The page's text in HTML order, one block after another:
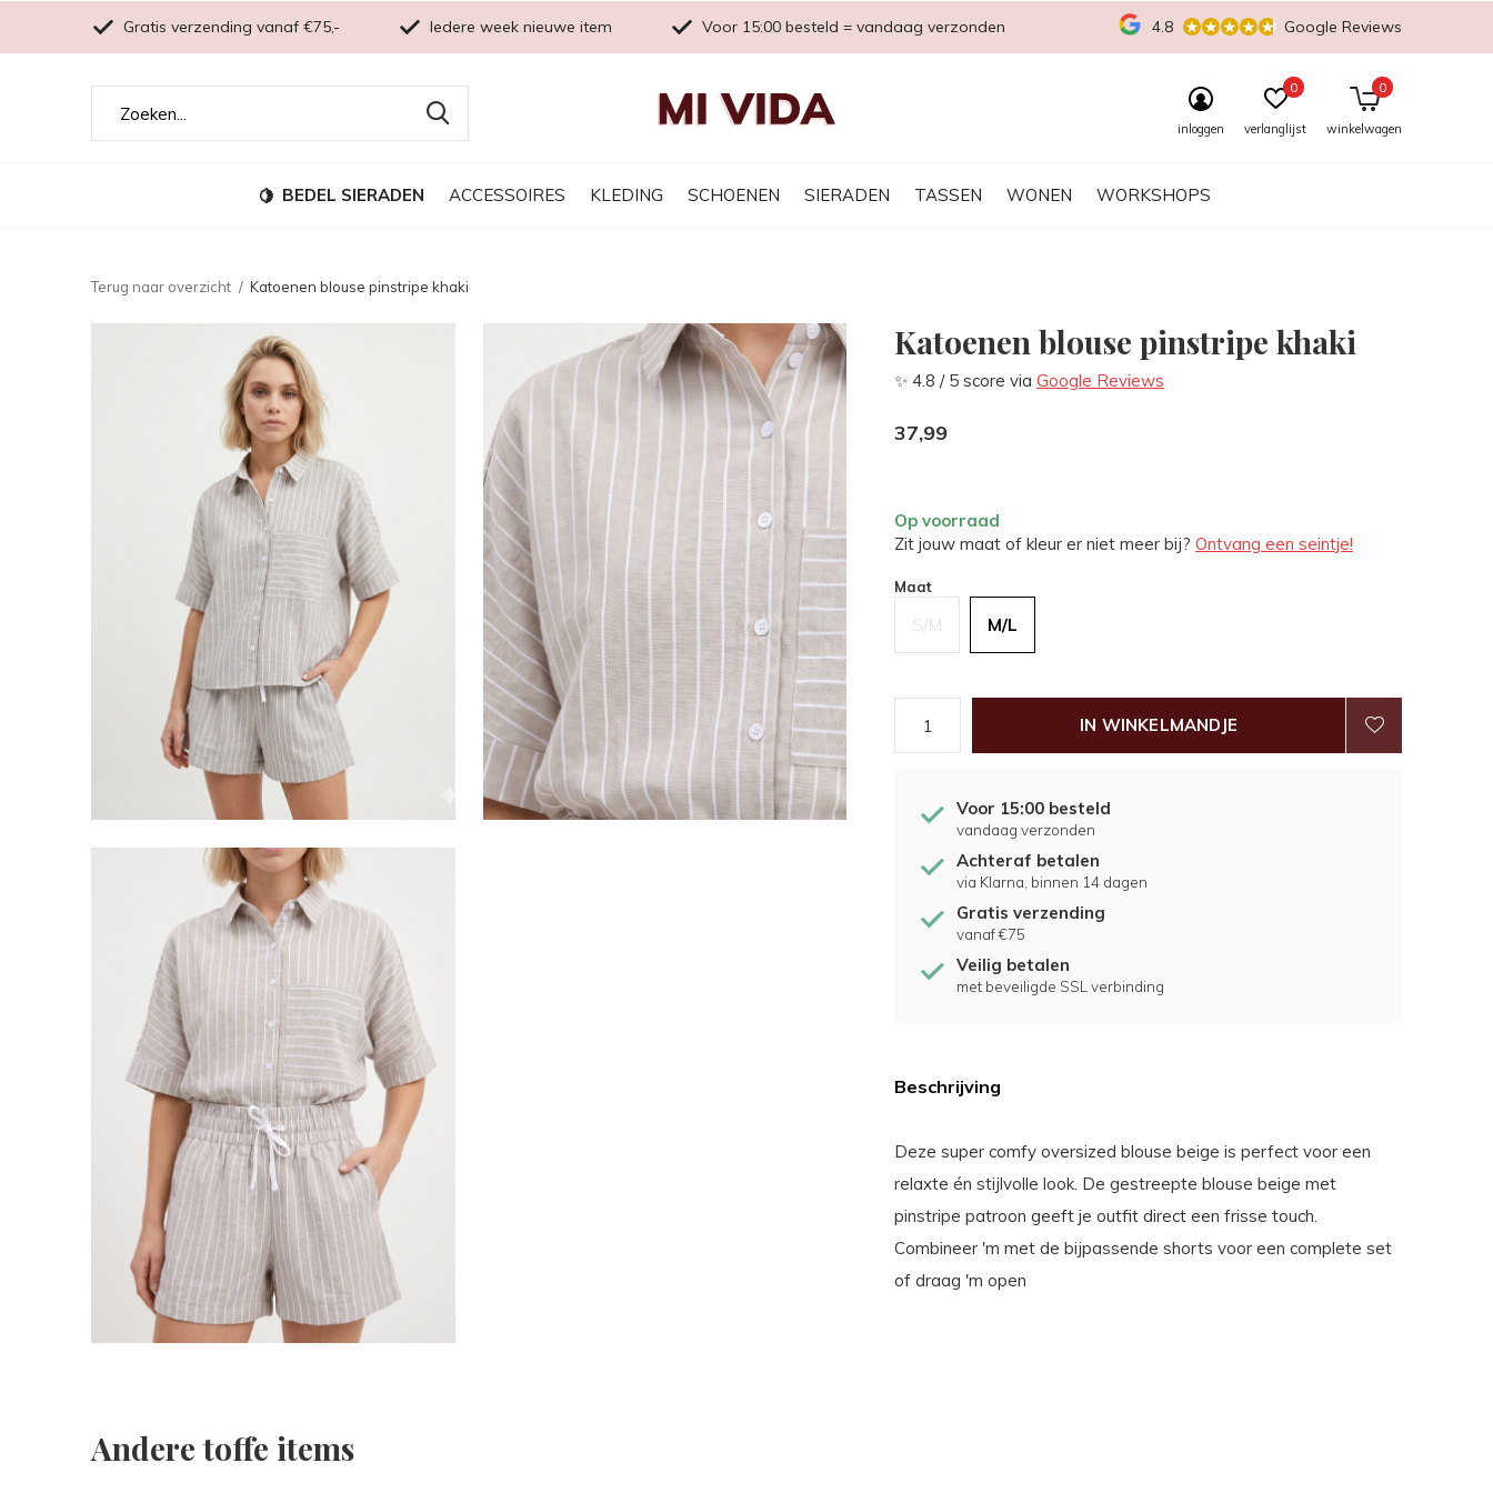
BEDEL SIERADEN ACCESSOIRES KLEDING SCHOENEN SIERADEN TASSEN WONEN WORKSHOPS
inloggen verlanglijst
0
winkelwagen
0
Gratis verzending vanaf €75,- Iedere week nieuwe item Voor 15:00 besteld = vandaag verzonden 4.8 Google Reviews
Terug naar overzicht Katoenen blouse pinstripe khaki
Katoenen blouse pinstripe khaki
✨ 4.8 / 5 score via Google Reviews
37,99
Op voorraad
Zit jouw maat of kleur er niet meer bij? Ontvang een seintje!
Maat
S/M M/L
IN WINKELMANDJE
Voor 15:00 besteld
vandaag verzonden
Achteraf betalen
via Klarna, binnen 14 dagen
Gratis verzending
vanaf €75
Veilig betalen
met beveiligde SSL verbinding
Beschrijving
Deze super comfy oversized blouse beige is perfect voor een
relaxte én stijlvolle look. De gestreepte blouse beige met
pinstripe patroon geeft je outfit direct een frisse touch.
Combineer 'm met de bijpassende shorts voor een complete set
of draag 'm open
Andere toffe items